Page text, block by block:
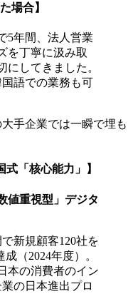
場合】
5年間、法人営業
を丁寧に汲み取
にしてきました。
語での業務も可
手企業では一瞬で埋も
式「核心能力」】
値重視型」デジタ
で新規顧客120社を
（2024年度）。
本の消費者のイン
の日本進出プロ